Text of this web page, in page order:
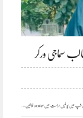
ورکر
میں پولیس حراست میں موجود دو خواتین…